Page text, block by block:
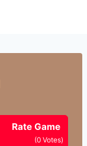
Rate Game
(0 Votes)